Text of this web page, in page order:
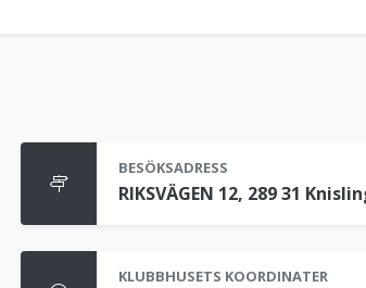
BESÖKSADRESS
RIKSVÄGEN 12, 289 31
KLUBBHUSETS KOORDINATER